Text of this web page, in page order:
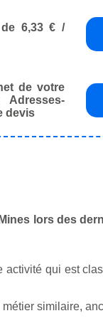
6,33 € /
de votre
devis
lors des
qui est
similaire,